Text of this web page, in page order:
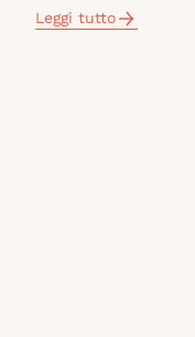
Leggi tutto